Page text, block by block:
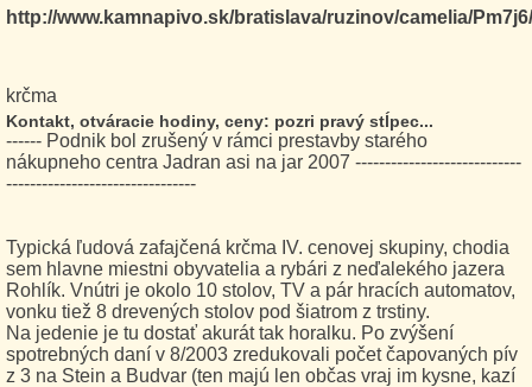
http://www.kamnapivo.sk/bratislava/ruzinov/camelia/Pm7j6/
krčma
Kontakt, otváracie hodiny, ceny: pozri pravý stĺpec...
------ Podnik bol zrušený v rámci prestavby starého
nákupneho centra Jadran asi na jar 2007 ----------------------------
--------------------------------
Typická ľudová zafajčená krčma IV. cenovej skupiny, chodia
sem hlavne miestni obyvatelia a rybári z neďalekého jazera
Rohlík. Vnútri je okolo 10 stolov, TV a pár hracích automatov,
vonku tiež 8 drevených stolov pod šiatrom z trstiny.
Na jedenie je tu dostať akurát tak horalku. Po zvýšení
spotrebných daní v 8/2003 zredukovali počet čapovaných pív
z 3 na Stein a Budvar (ten majú len občas vraj im kysne, kazí